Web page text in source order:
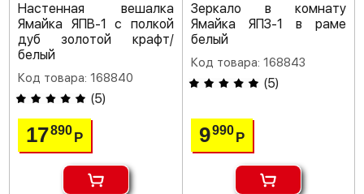
Настенная вешалка
Ямайка ЯПВ-1 с полкой
дуб золотой крафт/
белый
Код товара: 168840
(5)
17890Р
Зеркало в комнату
Ямайка ЯПЗ-1 в раме
белый
Код товара: 168843
(5)
9990 Р